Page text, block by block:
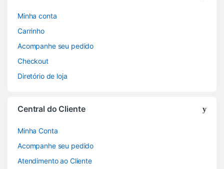
Minha conta
Carrinho
Acompanhe seu pedido
Checkout
Diretório de loja
Central do Cliente
Minha Conta
Acompanhe seu pedido
Atendimento ao Cliente